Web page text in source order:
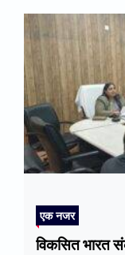
एक नजर
विकसित भारत